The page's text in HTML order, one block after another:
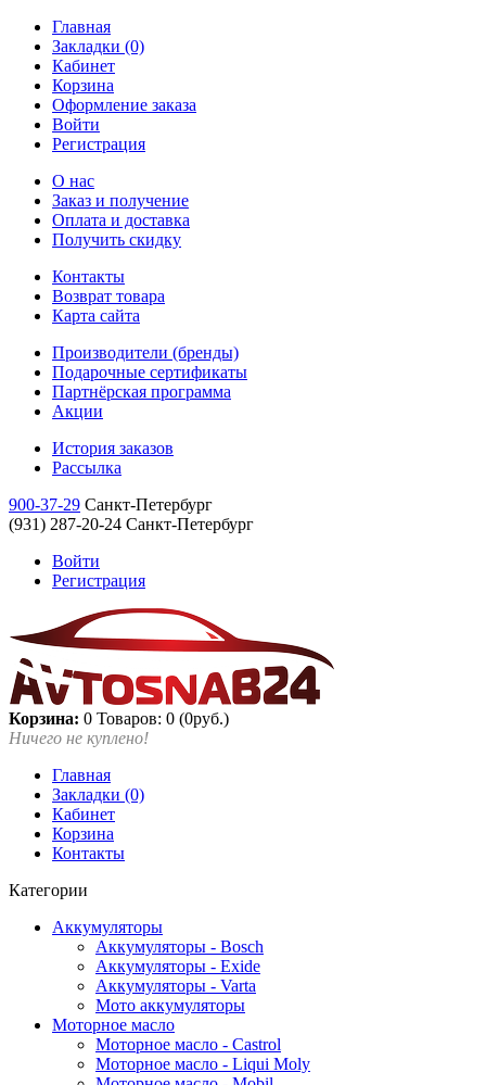
Главная
Закладки (0)
Кабинет
Корзина
Оформление заказа
Войти
Регистрация
О нас
Заказ и получение
Оплата и доставка
Получить скидку
Контакты
Возврат товара
Карта сайта
Производители (бренды)
Подарочные сертификаты
Партнёрская программа
Акции
История заказов
Рассылка
900-37-29 Санкт-Петербург
(931) 287-20-24 Санкт-Петербург
Войти
Регистрация
Корзина: 0 Товаров: 0 (0руб.)
Ничего не куплено!
Главная
Закладки (0)
Кабинет
Корзина
Контакты
Категории
Аккумуляторы
Аккумуляторы - Bosch
Аккумуляторы - Exide
Аккумуляторы - Varta
Мото аккумуляторы
Моторное масло
Моторное масло - Castrol
Моторное масло - Liqui Moly